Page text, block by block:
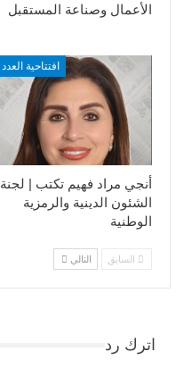
الأعمال وصناعة المستقبل
افتتاحية العدد
أنجي مراد فهيم تكتب | لجنة
الشئون الدينية والرمزية
الوطنية
السابق التالي
اترك رد